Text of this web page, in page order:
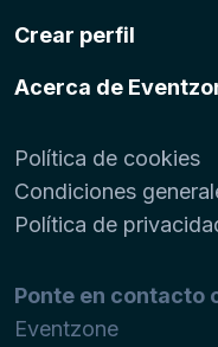
Crear perfil
Acerca de
Política de cookies
Condiciones
Política de
Ponte en contacto
Eventzone